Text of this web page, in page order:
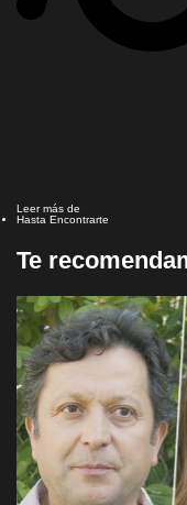
Leer más de
Hasta Encontrarte
Te